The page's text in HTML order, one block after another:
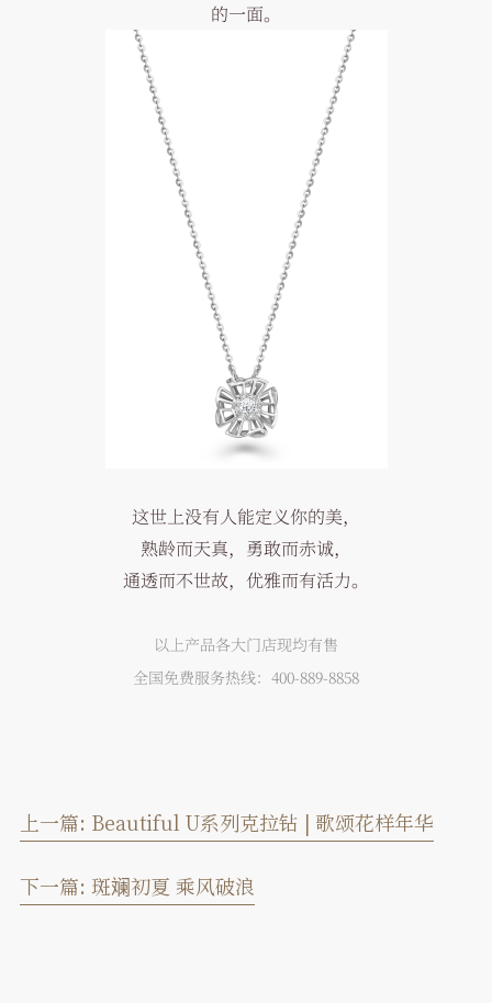
的一面。
这世上没有人能定义你的美，
熟龄而天真，勇敢而赤诚，
通透而不世故，优雅而有活力。
以上产品各大门店现均有售
全国免费服务热线：400-889-8858
上一篇: Beautiful U系列克拉钻 | 歌颂花样年华
下一篇: 斑斓初夏 乘风破浪